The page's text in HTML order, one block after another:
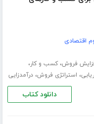
اقتصادی
فروش،کسب و کار،
، استراتژی فروش،درآمدزایی
دانلود کتاب